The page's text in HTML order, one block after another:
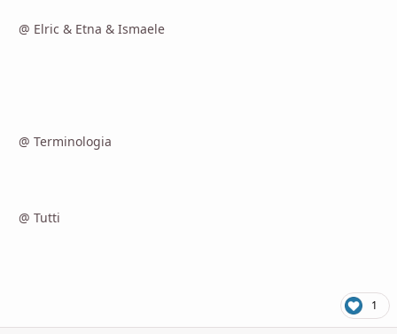
@ Elric & Etna & Ismaele
@ Terminologia
@ Tutti
1